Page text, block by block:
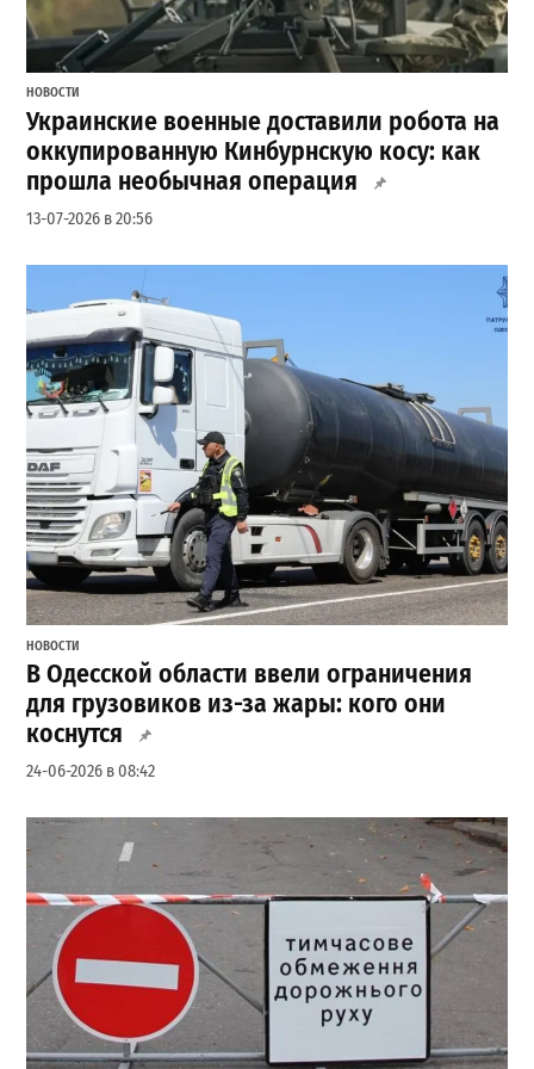
НОВОСТИ
Украинские военные доставили робота на
оккупированную Кинбурнскую косу: как
прошла необычная операция
13-07-2026 в 20:56
НОВОСТИ
В Одесской области ввели ограничения
для грузовиков из-за жары: кого они
коснутся
24-06-2026 в 08:42